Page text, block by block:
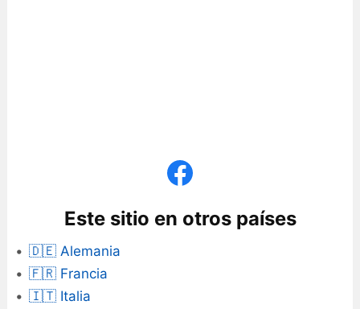
Este sitio en otros países
🇩🇪 Alemania
🇫🇷 Francia
🇮🇹 Italia